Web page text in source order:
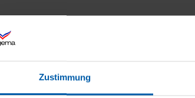
Zustimmung